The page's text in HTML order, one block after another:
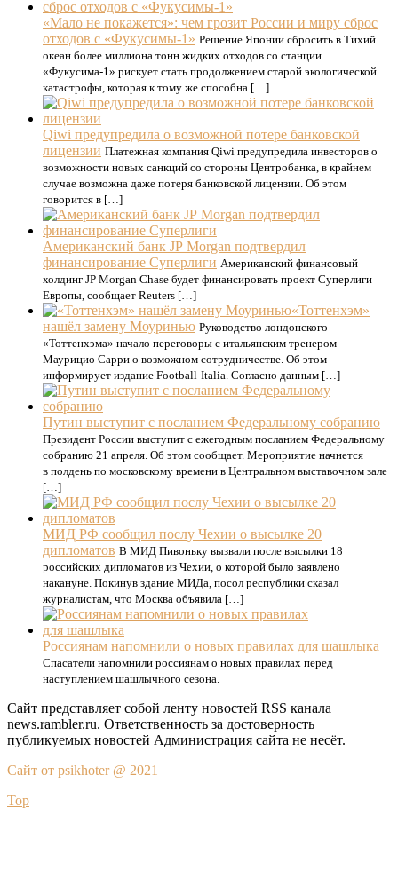
«Мало не покажется»: чем грозит России и миру сброс
отходов с «Фукусимы-1» Решение Японии сбросить в Тихий
океан более миллиона тонн жидких отходов со станции
«Фукусима-1» рискует стать продолжением старой экологической
катастрофы, которая к тому же способна […]
Qiwi предупредила о возможной потере банковской
лицензии Платежная компания Qiwi предупредила инвесторов о
возможности новых санкций со стороны Центробанка, в крайнем
случае возможна даже потеря банковской лицензии. Об этом
говорится в […]
Американский банк JP Morgan подтвердил
финансирование Суперлиги Американский финансовый
холдинг JP Morgan Chase будет финансировать проект Суперлиги
Европы, сообщает Reuters […]
«Тоттенхэм»
нашёл замену Моуринью Руководство лондонского
«Тоттенхэма» начало переговоры с итальянским тренером
Маурицио Сарри о возможном сотрудничестве. Об этом
информирует издание Football-Italia. Согласно данным […]
Путин выступит с посланием Федеральному собранию
Президент России выступит с ежегодным посланием Федеральному
собранию 21 апреля. Об этом сообщает. Мероприятие начнется
в полдень по московскому времени в Центральном выставочном зале
[…]
МИД РФ сообщил послу Чехии о высылке 20
дипломатов В МИД Пивоньку вызвали после высылки 18
российских дипломатов из Чехии, о которой было заявлено
накануне. Покинув здание МИДа, посол республики сказал
журналистам, что Москва объявила […]
Россиянам напомнили о новых правилах для шашлыка
Спасатели напомнили россиянам о новых правилах перед
наступлением шашлычного сезона.
Сайт представляет собой ленту новостей RSS канала
news.rambler.ru. Ответственность за достоверность
публикуемых новостей Администрация сайта не несёт.
Сайт от psikhoter @ 2021
Top